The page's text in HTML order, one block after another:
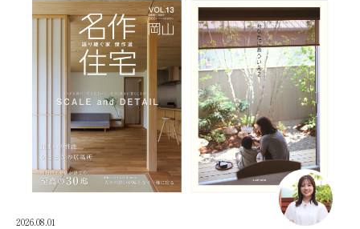
2026.08.01